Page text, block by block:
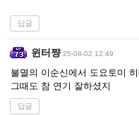
답글
윈터쨩 25-08-02 12:49
불멸의 이순신에서 도요토미
그때도 참 연기 잘하셨지
답글